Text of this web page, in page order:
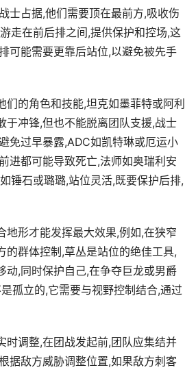
士占据,他们需要顶在最前方,吸收伤
走在前后排之间,提供保护和控场,这
可能需要更靠后站位,以避免被先手
的角色和技能,坦克如墨菲特或阿利
于冲锋,但也不能脱离团队支援,战士
免过早暴露,ADC如凯特琳或厄运小
进都可能导致死亡,法师如奥瑞利安
锤石或璐璐,站位灵活,既要保护后排,
地形才能发挥最大效果,例如,在狭窄
的群体控制,草丛是站位的绝佳工具,
动,同时保护自己,在争夺巨龙或男爵
孤立的,它需要与视野控制结合,通过
时调整,在团战发起前,团队应集结并
据敌方威胁调整位置,如果敌方刺客